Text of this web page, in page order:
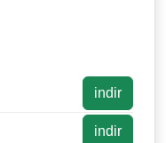
indir
indir